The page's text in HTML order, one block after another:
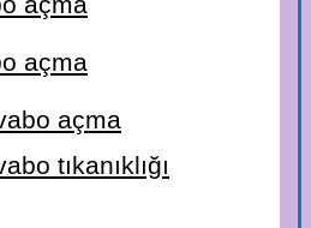
açma
açma
tıkanıklığı